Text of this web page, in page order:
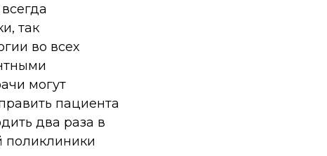
так
во всех
могут
пациента
два раза в
поликлиники